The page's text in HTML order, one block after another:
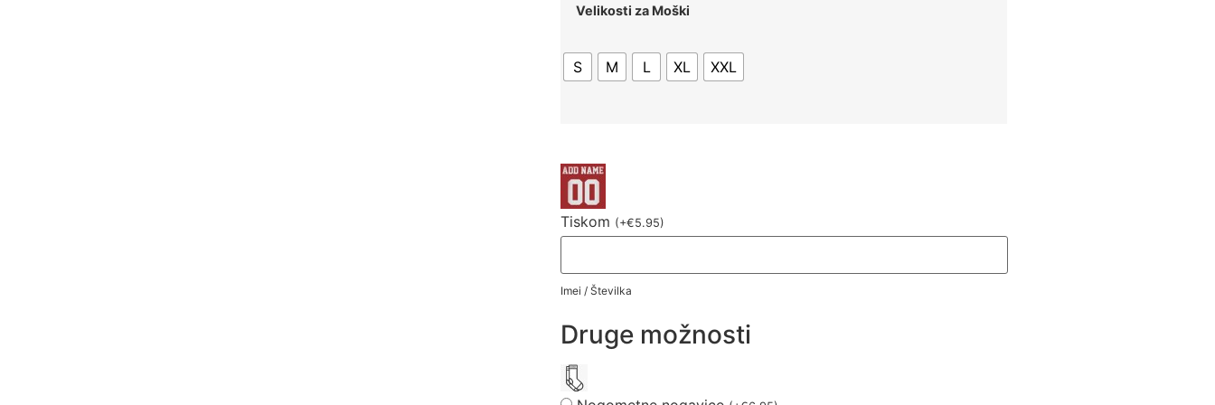
Velikosti za Moški
S M L XL XXL
Tiskom (+€5.95)
Imei / Številka
Druge možnosti